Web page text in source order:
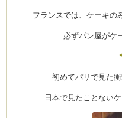
フランスでは、ケーキの
必ずパン屋がケ
初めてパリで見た
日本で見たことない